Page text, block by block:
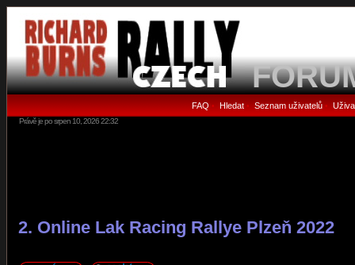
FAQ • Hledat• Seznam uživatelů•
Právě je po srpen 10, 2026 22:32
2. Online Lak Racing Rallye Plzeň 2022